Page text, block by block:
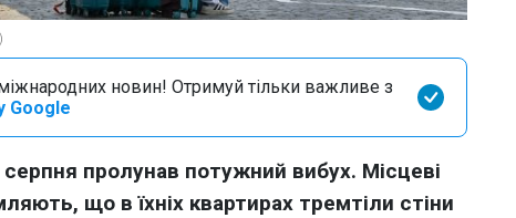
новин! Отримуй тільки важливе з
Google
пролунав потужний вибух. Місцеві
що в їхніх квартирах тремтіли стіни